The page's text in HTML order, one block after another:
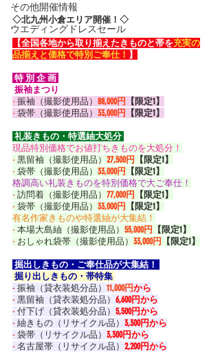
その他開催情報
ウエディングドレスセール
◇北九州小倉エリア開催！◇
【全国各地から取り揃えたきものと帯を充実の
品揃えと価格で特別ご奉仕！ 】
特 別 企 画
振袖まつり
- 振袖（撮影使用品） 88,000円 【限定1】
- 袋帯（撮影使用品） 33,000円 【限定1】
礼装きもの・特選紬大処分
現品特別価格でお値打ちきものを大処分！
- 黒留袖（撮影使用品） 27,500円 【限定1】
- 袋帯（撮影使用品） 33,000円 【限定1】
格調高い礼装きものを特別価格で大ご奉仕！
- 訪問着（撮影使用品） 77,000円 【限定1】
- 袋帯（撮影使用品） 33,000円 【限定1】
有名作家きものや特選紬が大集結！
- 本場大島紬（撮影使用品） 55,000円 【限定1】
- おしゃれ袋帯（撮影使用品） 33,000円 【限定1】
掘出しきもの・ご奉仕品が大集結！
掘り出しきもの・帯特集
- 振袖（貸衣装処分品） 11,000円から
- 黒留袖（貸衣装処分品） 6,600円から
- 付下げ（貸衣装処分品） 5,500円から
- 紬きもの（リサイクル品） 3,300円から
- 袋帯（リサイクル品） 3,300円から
- 名古屋帯（リサイクル品） 2,200円から